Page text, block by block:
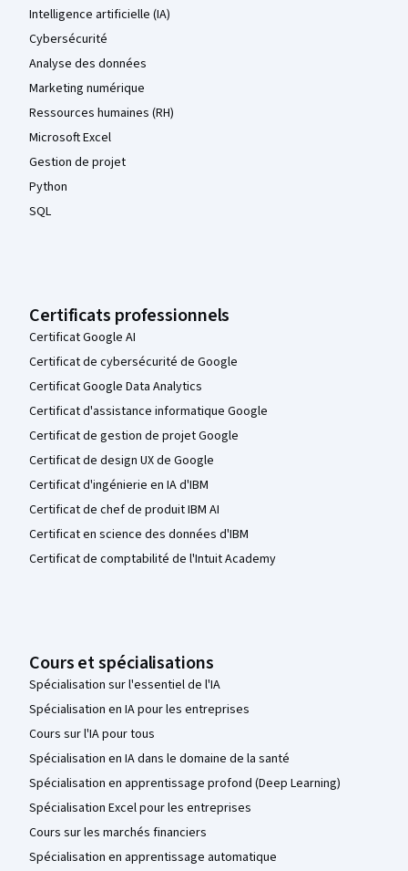
Intelligence artificielle (IA)
Cybersécurité
Analyse des données
Marketing numérique
Ressources humaines (RH)
Microsoft Excel
Gestion de projet
Python
SQL
Certificats professionnels
Certificat Google AI
Certificat de cybersécurité de Google
Certificat Google Data Analytics
Certificat d'assistance informatique Google
Certificat de gestion de projet Google
Certificat de design UX de Google
Certificat d'ingénierie en IA d'IBM
Certificat de chef de produit IBM AI
Certificat en science des données d'IBM
Certificat de comptabilité de l'Intuit Academy
Cours et spécialisations
Spécialisation sur l'essentiel de l'IA
Spécialisation en IA pour les entreprises
Cours sur l'IA pour tous
Spécialisation en IA dans le domaine de la santé
Spécialisation en apprentissage profond (Deep Learning)
Spécialisation Excel pour les entreprises
Cours sur les marchés financiers
Spécialisation en apprentissage automatique